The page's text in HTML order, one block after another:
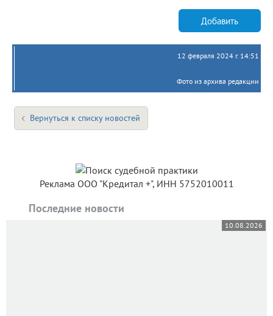
Добавить
12 февраля 2024 г. 14:51
Фото из архива редакции
Вернуться к списку новостей
Реклама ООО "Кредитал +", ИНН 5752010011
Последние новости
10.08.2026